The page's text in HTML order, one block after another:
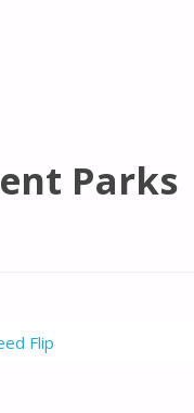
Parks